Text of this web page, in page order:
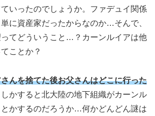
いったのでしょうか。ファデュイ関係
に資産家だったからなのか…そんで、
てどういうこと…？カーンルイアは他
ことか？
んを捨てた後お父さんはどこに行った
しかすると北大陸の地下組織がカーンル
かするのだろうか…何かどんどん謎は